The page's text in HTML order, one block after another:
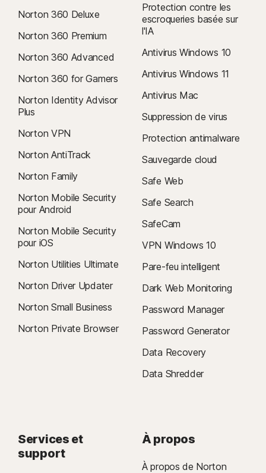
Norton 360 Deluxe
Norton 360 Premium
Norton 360 Advanced
Norton 360 for Gamers
Norton Identity Advisor
Plus
Norton VPN
Norton AntiTrack
Norton Family
Norton Mobile Security
pour Android
Norton Mobile Security
pour iOS
Norton Utilities Ultimate
Norton Driver Updater
Norton Small Business
Norton Private Browser
Protection contre les
escroqueries basée sur
l'IA
Antivirus Windows 10
Antivirus Windows 11
Antivirus Mac
Suppression de virus
Protection antimalware
Sauvegarde cloud
Safe Web
Safe Search
SafeCam
VPN Windows 10
Pare-feu intelligent
Dark Web Monitoring
Password Manager
Password Generator
Data Recovery
Data Shredder
Services et
support
À propos
À propos de Norton